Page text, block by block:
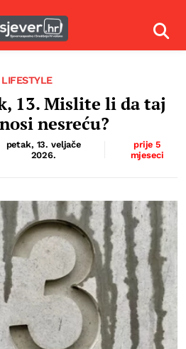
LIFESTYLE
13. Mislite li da taj
nesreću?
petak, 13. veljače
2026.
prije 5
mjeseci